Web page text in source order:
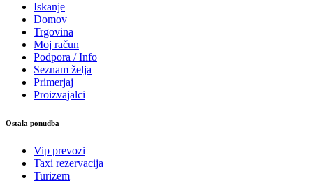
Iskanje
Domov
Trgovina
Moj račun
Podpora / Info
Seznam želja
Primerjaj
Proizvajalci
Ostala ponudba
Vip prevozi
Taxi rezervacija
Turizem